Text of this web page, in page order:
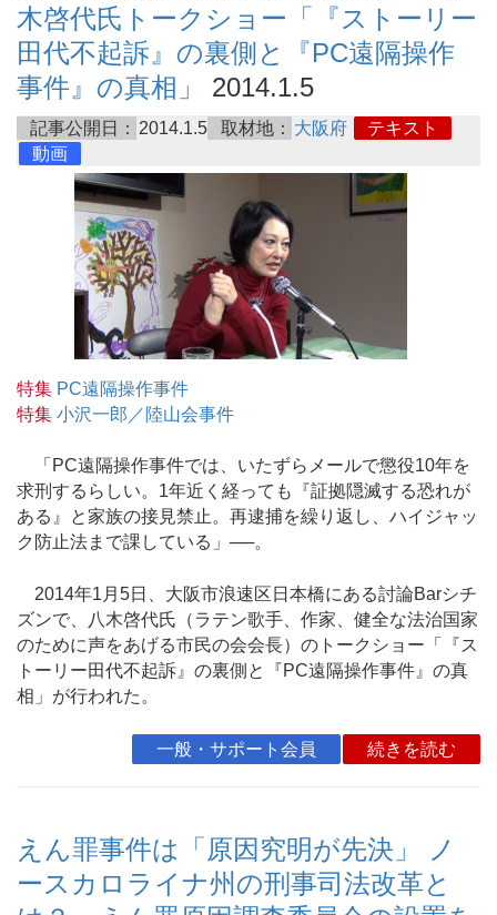
木啓代氏トークショー「『ストーリー
田代不起訴』の裏側と『PC遠隔操作
事件』の真相」
2014.1.5
記事公開日： 2014.1.5 取材地： 大阪府
テキスト
動画
特集 PC遠隔操作事件
特集 小沢一郎／陸山会事件
「PC遠隔操作事件では、いたずらメールで懲役10年を
求刑するらしい。1年近く経っても『証拠隠滅する恐れが
ある』と家族の接見禁止。再逮捕を繰り返し、ハイジャッ
ク防止法まで課している」──。
2014年1月5日、大阪市浪速区日本橋にある討論Barシチ
ズンで、八木啓代氏（ラテン歌手、作家、健全な法治国家
のために声をあげる市民の会会長）のトークショー「『ス
トーリー田代不起訴』の裏側と『PC遠隔操作事件』の真
相」が行われた。
一般・サポート会員 続きを読む
えん罪事件は「原因究明が先決」 ノ
ースカロライナ州の刑事司法改革と